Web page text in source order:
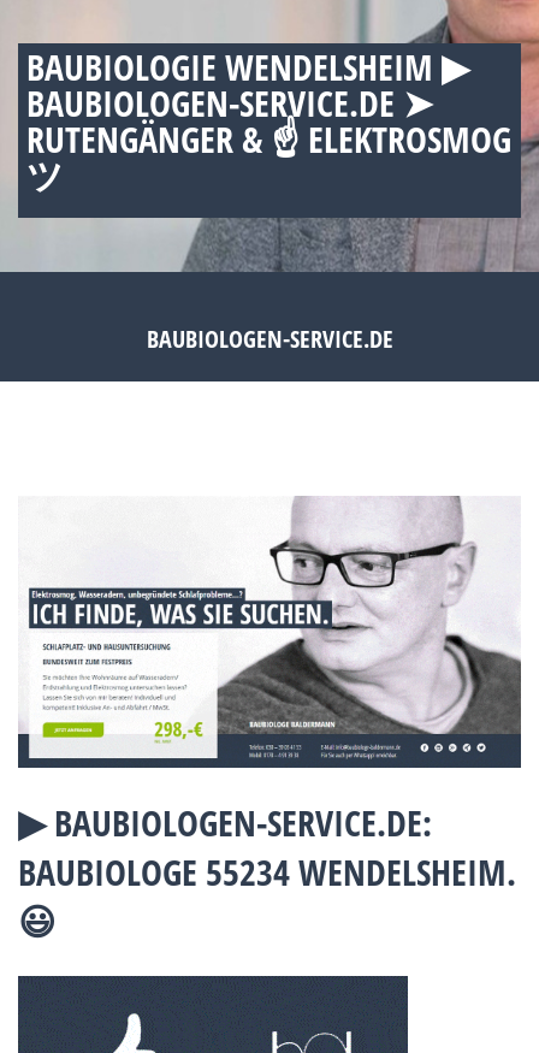
BAUBIOLOGIE WENDELSHEIM ▶︎
BAUBIOLOGEN-SERVICE.DE ➤
RUTENGÄNGER & ☝ ELEKTROSMOG
ツ
BAUBIOLOGEN-SERVICE.DE
▶︎ BAUBIOLOGEN-SERVICE.DE:
BAUBIOLOGE 55234 WENDELSHEIM.
😃